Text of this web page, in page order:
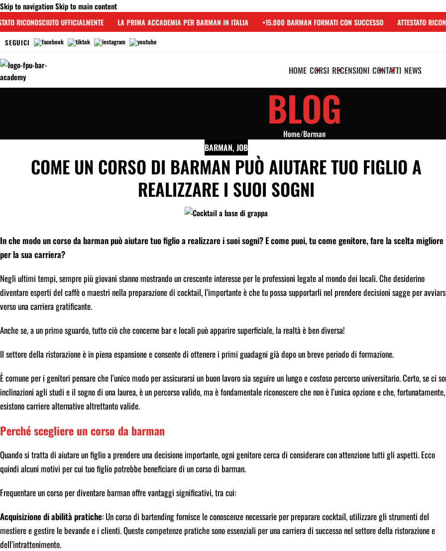
Skip to navigationSkip to main content
RICONOSCIUTO UFFICIALMENTE LA PRIMA ACCADEMIA PER BARMAN IN ITALIA +15.000 BARMAN FORMATI CON SUCCESSO ATTESTATO
SEGUICI
HOME CORSI RECENSIONI CONTATTI NEWS
BLOG
Home/Barman
BARMAN, JOB
COME UN CORSO DI BARMAN PUÒ AIUTARE TUO FIGLIO A
REALIZZARE I SUOI SOGNI
In che modo un corso da barman può aiutare tuo figlio a realizzare i suoi sogni? E come puoi, tu come genitore, fare la scelta migliore
per la sua carriera?
Negli ultimi tempi, sempre più giovani stanno mostrando un crescente interesse per le professioni legate al mondo dei locali. Che desiderino
diventare esperti del caffè o maestri nella preparazione di cocktail, l’importante è che tu possa supportarli nel prendere decisioni sagge per
verso una carriera gratificante.
Anche se, a un primo sguardo, tutto ciò che concerne bar e locali può apparire superficiale, la realtà è ben diversa!
Il settore della ristorazione è in piena espansione e consente di ottenere i primi guadagni già dopo un breve periodo di formazione.
È comune per i genitori pensare che l’unico modo per assicurarsi un buon lavoro sia seguire un lungo e costoso percorso universitario. Certo, se ci
inclinazioni agli studi e il sogno di una laurea, è un percorso valido, ma è fondamentale riconoscere che non è l’unica opzione e che, fortunatamente,
esistono carriere alternative altrettanto valide.
Perché scegliere un corso da barman
Quando si tratta di aiutare un figlio a prendere una decisione importante, ogni genitore cerca di considerare con attenzione tutti gli aspetti. Ecco
quindi alcuni motivi per cui tuo figlio potrebbe beneficiare di un corso di barman.
Frequentare un corso per diventare barman offre vantaggi significativi, tra cui:
Acquisizione di abilità pratiche: Un corso di bartending fornisce le conoscenze necessarie per preparare cocktail, utilizzare gli strumenti del
mestiere e gestire le bevande e i clienti. Queste competenze pratiche sono essenziali per una carriera di successo nel settore della ristorazione e
dell’intrattenimento.